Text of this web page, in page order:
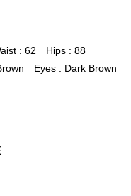
: 62 Hips : 88
Eyes : Dark Brown